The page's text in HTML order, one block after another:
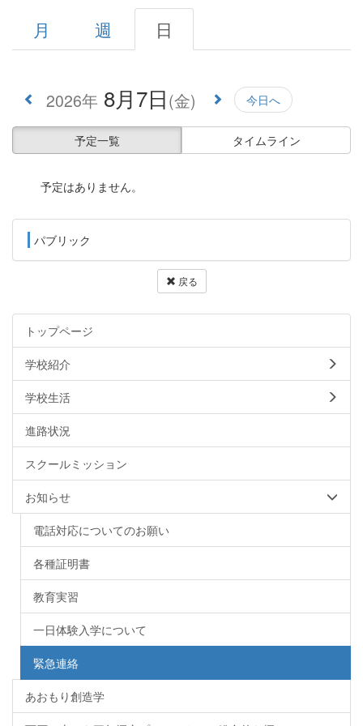
月 週 日
2026年 8月7日(金) 今日へ
予定一覧 タイムライン
予定はありません。
パブリック
戻る
トップページ
学校紹介
学校生活
進路状況
スクールミッション
お知らせ
電話対応についてのお願い
各種証明書
教育実習
一日体験入学について
緊急連絡
あおもり創造学